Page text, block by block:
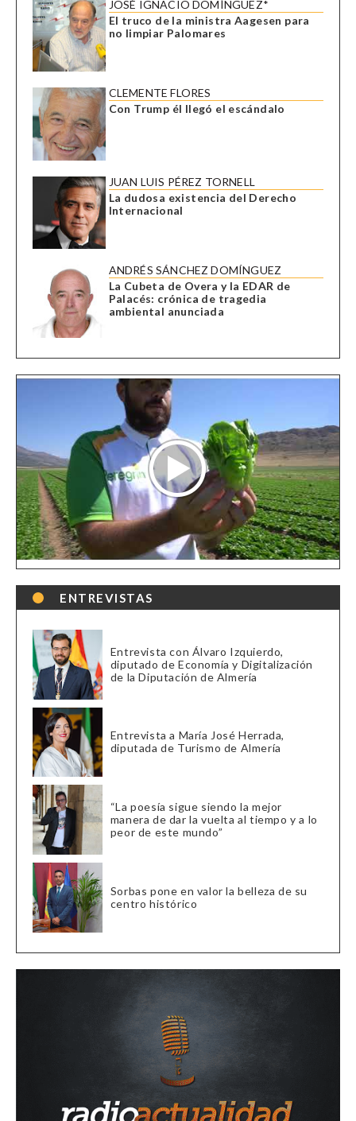
JOSÉ IGNACIO DOMÍNGUEZ*
El truco de la ministra Aagesen para
no limpiar Palomares
CLEMENTE FLORES
Con Trump él llegó el escándalo
JUAN LUIS PÉREZ TORNELL
La dudosa existencia del Derecho
Internacional
ANDRÉS SÁNCHEZ DOMÍNGUEZ
La Cubeta de Overa y la EDAR de
Palacés: crónica de tragedia
ambiental anunciada
ENTREVISTAS
Entrevista con Álvaro Izquierdo,
diputado de Economía y Digitalización
de la Diputación de Almería
Entrevista a María José Herrada,
diputada de Turismo de Almería
“La poesía sigue siendo la mejor
manera de dar la vuelta al tiempo y a lo
peor de este mundo”
Sorbas pone en valor la belleza de su
centro histórico